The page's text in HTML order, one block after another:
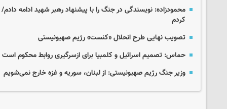
محمودزاده: نویسندگی در جنگ را با پیشنهاد رهبر شهید ادامه
کردم
تصویب نهایی طرح انحلال «کنست» رژیم صهیونیستی
حماس: تصمیم اسرائیل و کلمبیا برای ازسرگیری روابط محکوم است
وزیر جنگ رژیم صهیونیستی: از لبنان، سوریه و غزه خارج نمی‌شویم